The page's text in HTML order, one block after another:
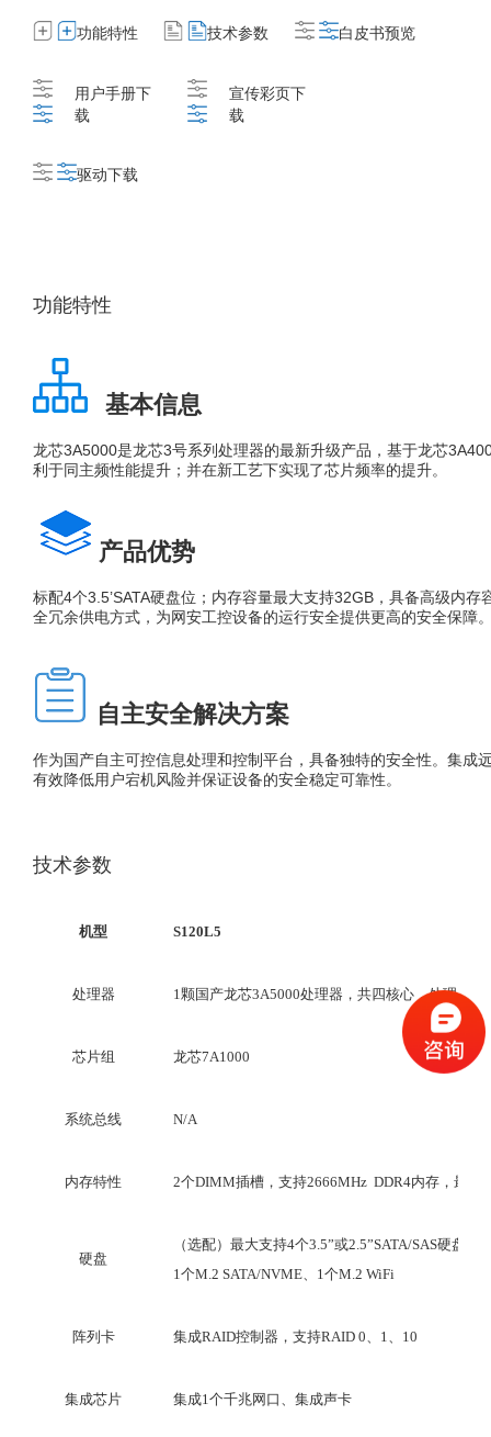
功能特性 技术参数 白皮书预览
用户手册下
载
宣传彩页下
载
驱动下载
功能特性
基本信息
龙芯3A5000是龙芯3号系列处理器的最新升级产品，基于龙芯
利于同主频性能提升；并在新工艺下实现了芯片频率的提升。
产品优势
标配4个3.5’SATA硬盘位；内存容量最大支持32GB，具备高级内
全冗余供电方式，为网安工控设备的运行安全提供更高的安全保障
自主安全解决方案
作为国产自主可控信息处理和控制平台，具备独特的安全性。集
有效降低用户宕机风险并保证设备的安全稳定可靠性。
技术参数
机型 S120L5
处理器 1 颗国产龙芯3A5000处理器， 共四核心 ，处理器
芯片组 龙芯7A1000
系统总线 N/A
内存特性 2个DIMM插槽， 支持2666MHz DDR4内存 ，最大
硬盘
（选配）最大支持4个3.5”或2.5”SATA/SAS硬盘位
1 个M.2 SATA/NVME 1 个M.2 WiFi
阵列卡 集成RAID控制器，支持RAID 0 1 10
集成芯片 集成1 个千兆网口、集成声卡